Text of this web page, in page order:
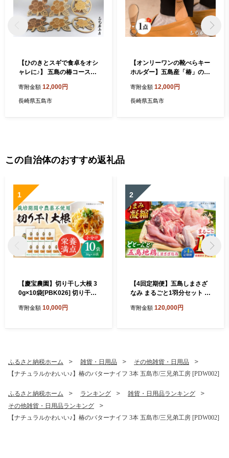
【ひのきとスギで食卓をオシ
ャレに♪】 五島の椿コースタ
DW001]
寄附金額 12,000円
長崎県五島市
【オンリーワンの靴べらキー
ホルダー】五島産「椿」の木
べら 五島市/三兄弟工房 [PD
W004]
寄附金額 12,000円
長崎県五島市
この自治体のおすすめ返礼品
1
【慶宝農園】切り干し大根 3
0g×10袋[PBK026] 切り干し
こん 小分け 野菜 乾物 乾燥
寄附金額 10,000円
2
【4回定期便】五島しまさざ
なみ まるごと1羽分セット 冷
なみ農園 [PHH003]
寄附金額 120,000円
ふるさと納税ホーム 雑貨・日用品
その他雑貨・日用品
【ナチュラルかわいい♪】椿のバターナイフ 3本 五島市/三兄弟工房 [PDW002]
ふるさと納税ホーム ランキング
雑貨・日用品ランキング
その他雑貨・日用品ランキング
【ナチュラルかわいい♪】椿のバターナイフ 3本 五島市/三兄弟工房 [PDW002]